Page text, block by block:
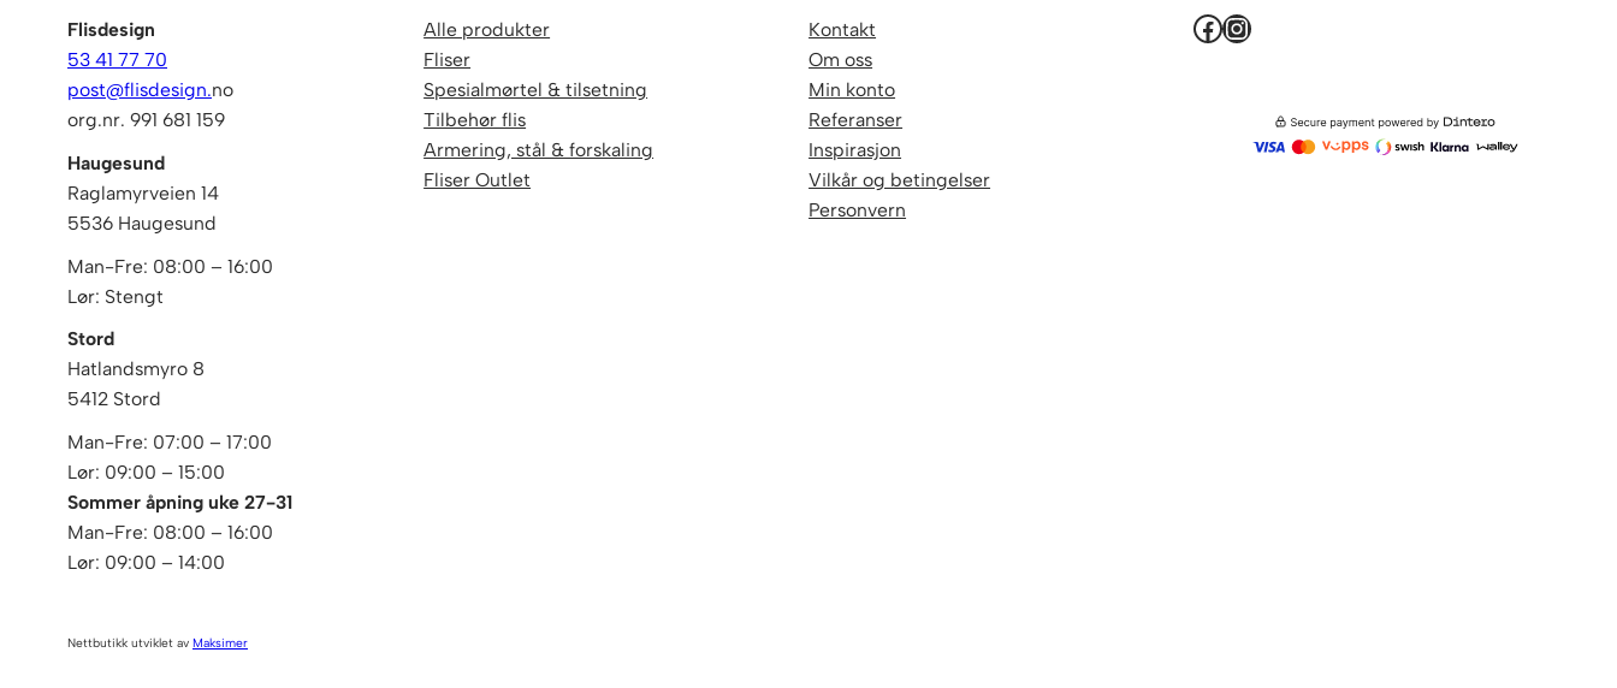
Flisdesign
53 41 77 70
post@flisdesign.no
org.nr. 991 681 159
Haugesund
Raglamyrveien 14
5536 Haugesund
Man-Fre: 08:00 – 16:00
Lør: Stengt
Stord
Hatlandsmyro 8
5412 Stord
Man-Fre: 07:00 – 17:00
Lør: 09:00 – 15:00
Sommer åpning uke 27-31
Man-Fre: 08:00 – 16:00
Lør: 09:00 – 14:00
Alle produkter
Fliser
Spesialmørtel & tilsetning
Tilbehør flis
Armering, stål & forskaling
Fliser Outlet
Kontakt
Om oss
Min konto
Referanser
Inspirasjon
Vilkår og betingelser
Personvern
Facebook Instagram
Nettbutikk utviklet av Maksimer